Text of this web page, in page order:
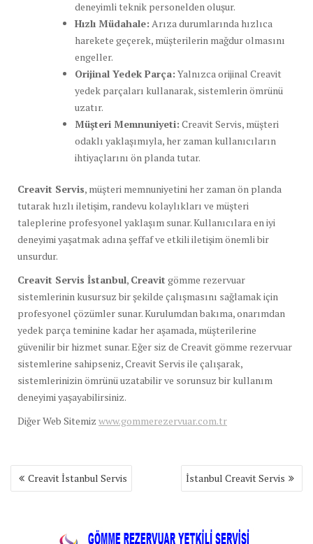
deneyimli teknik personelden oluşur.
Hızlı Müdahale: Arıza durumlarında hızlıca
harekete geçerek, müşterilerin mağdur olmasını
engeller.
Orijinal Yedek Parça: Yalnızca orijinal Creavit
yedek parçaları kullanarak, sistemlerin ömrünü
uzatır.
Müşteri Memnuniyeti: Creavit Servis, müşteri
odaklı yaklaşımıyla, her zaman kullanıcıların
ihtiyaçlarını ön planda tutar.
Creavit Servis, müşteri memnuniyetini her zaman ön planda
tutarak hızlı iletişim, randevu kolaylıkları ve müşteri
taleplerine profesyonel yaklaşım sunar. Kullanıcılara en iyi
deneyimi yaşatmak adına şeffaf ve etkili iletişim önemli bir
unsurdur.
Creavit Servis İstanbul, Creavit gömme rezervuar
sistemlerinin kusursuz bir şekilde çalışmasını sağlamak için
profesyonel çözümler sunar. Kurulumdan bakıma, onarımdan
yedek parça teminine kadar her aşamada, müşterilerine
güvenilir bir hizmet sunar. Eğer siz de Creavit gömme rezervuar
sistemlerine sahipseniz, Creavit Servis ile çalışarak,
sistemlerinizin ömrünü uzatabilir ve sorunsuz bir kullanım
deneyimi yaşayabilirsiniz.
Diğer Web Sitemiz www.gommerezervuar.com.tr
Yazı
gezinmesi
Creavit İstanbul Servis İstanbul Creavit Servis